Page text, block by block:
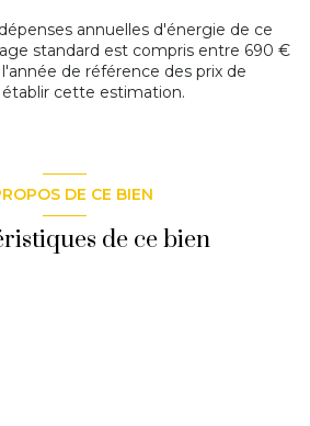
annuelles d'énergie de ce
standard est compris entre 690 €
de référence des prix de
établir cette estimation.
DE CE BIEN
de ce bien